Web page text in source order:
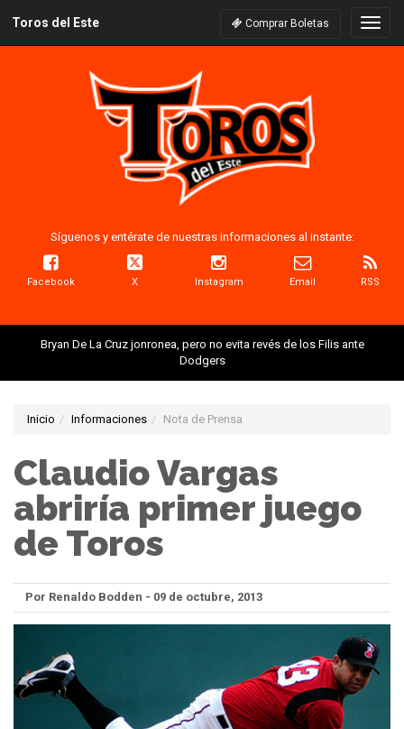
Toros del Este Comprar Boletas
Síguenos y entérate de nuestras informaciones al instante:
Facebook X Instagram Email RSS
Bryan De La Cruz jonronea, pero no evita revés de los Filis ante
Dodgers
Inicio Informaciones Nota de Prensa
Claudio Vargas
abriría primer juego
de Toros
Por Renaldo Bodden - 09 de octubre, 2013